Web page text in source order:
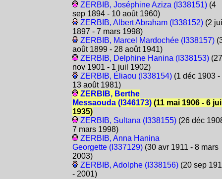
ZERBIB, Joséphine Aziza (I338151)(4
sep 1894 - 10 août 1960)
ZERBIB, Albert Abraham (I338152)(2
1897 - 7 mars 1998)
ZERBIB, Marcel Mardochée (I338157)
août 1899 - 28 août 1941)
ZERBIB, Delphine Hanina (I338153)(27
nov 1901 - 1 juil 1902)
ZERBIB, Éliaou (I338154)(1 déc 1903 -
13 août 1981)
ZERBIB, Berthe
Messaouda (I346173)(11 mai 1906 - 6
1935)
ZERBIB, Sultana (I338155)(26 déc
7 mars 1998)
ZERBIB, Anna Hanina
Georgette (I337129)(30 avr 1911 - 8 mars
2003)
ZERBIB, Adolphe (I338156)(20 sep
- 2001)